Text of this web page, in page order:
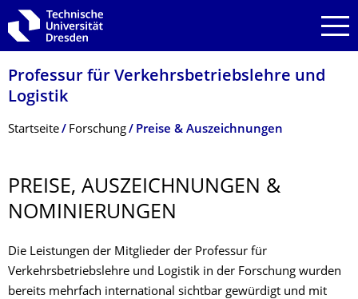
Zur Hauptnavigation springen
Zur Suche springen
Zum Inhalt springen
Professur für Verkehrsbetriebs­lehre und
Logistik
Breadcrumb-Menü
Startseite Forschung Preise & Auszeichnungen
PREISE, AUSZEICHNUNGEN &
NOMINIERUNGEN
Die Leistungen der Mitglieder der Professur für
Verkehrsbetriebslehre und Logistik in der Forschung wurden
bereits mehrfach international sichtbar gewürdigt und mit